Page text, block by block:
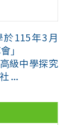
115年3月
」
級中學探究
...